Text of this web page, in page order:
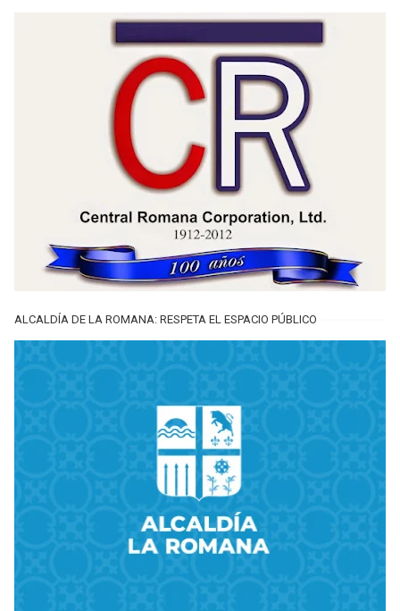
ALCALDÍA DE LA ROMANA: RESPETA EL ESPACIO PÚBLICO